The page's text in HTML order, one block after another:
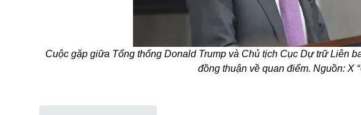
Cuộc gặp giữa Tổng thống Donald Trump và Chủ tịch Cục Dự trữ Liên
đồng thuận về quan điểm. Nguồn: X